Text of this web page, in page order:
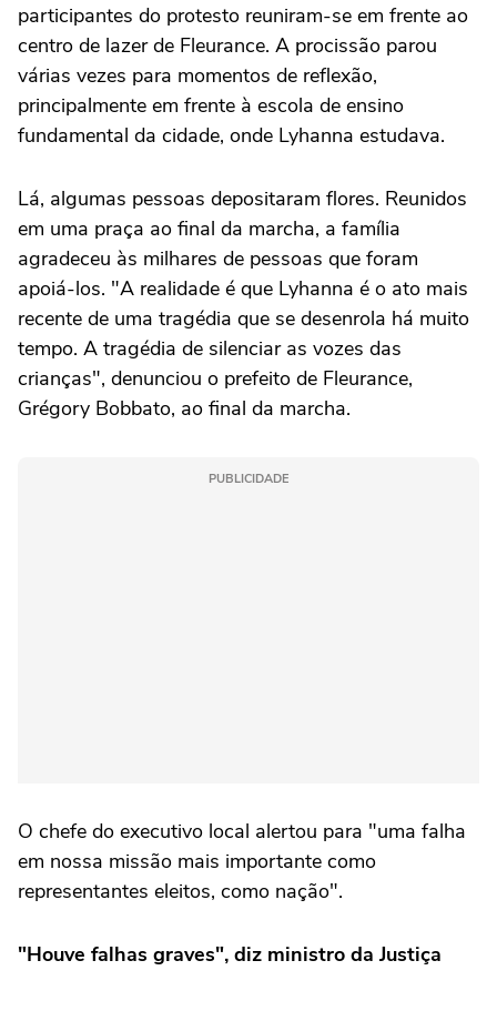
participantes do protesto reuniram-se em frente ao
centro de lazer de Fleurance. A procissão parou
várias vezes para momentos de reflexão,
principalmente em frente à escola de ensino
fundamental da cidade, onde Lyhanna estudava.
Lá, algumas pessoas depositaram flores. Reunidos
em uma praça ao final da marcha, a família
agradeceu às milhares de pessoas que foram
apoiá-los. "A realidade é que Lyhanna é o ato mais
recente de uma tragédia que se desenrola há muito
tempo. A tragédia de silenciar as vozes das
crianças", denunciou o prefeito de Fleurance,
Grégory Bobbato, ao final da marcha.
PUBLICIDADE
O chefe do executivo local alertou para "uma falha
em nossa missão mais importante como
representantes eleitos, como nação".
"Houve falhas graves", diz ministro da Justiça